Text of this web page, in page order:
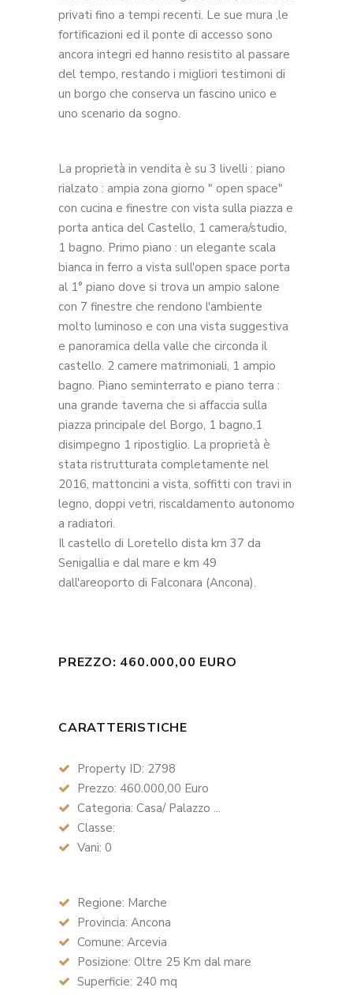
privati fino a tempi recenti. Le sue mura ,le
fortificazioni ed il ponte di accesso sono
ancora integri ed hanno resistito al passare
del tempo, restando i migliori testimoni di
un borgo che conserva un fascino unico e
uno scenario da sogno.
La proprietà in vendita è su 3 livelli : piano
rialzato : ampia zona giorno " open space"
con cucina e finestre con vista sulla piazza e
porta antica del Castello, 1 camera/studio,
1 bagno. Primo piano : un elegante scala
bianca in ferro a vista sull'open space porta
al 1° piano dove si trova un ampio salone
con 7 finestre che rendono l'ambiente
molto luminoso e con una vista suggestiva
e panoramica della valle che circonda il
castello. 2 camere matrimoniali, 1 ampio
bagno. Piano seminterrato e piano terra :
una grande taverna che si affaccia sulla
piazza principale del Borgo, 1 bagno,1
disimpegno 1 ripostiglio. La proprietà è
stata ristrutturata completamente nel
2016, mattoncini a vista, soffitti con travi in
legno, doppi vetri, riscaldamento autonomo
a radiatori.
Il castello di Loretello dista km 37 da
Senigallia e dal mare e km 49
dall'areoporto di Falconara (Ancona).
PREZZO: 460.000,00 EURO
CARATTERISTICHE
Property ID: 2798
Prezzo: 460.000,00 Euro
Categoria: Casa/ Palazzo ...
Classe:
Vani: 0
Regione: Marche
Provincia: Ancona
Comune: Arcevia
Posizione: Oltre 25 Km dal mare
Superficie: 240 mq